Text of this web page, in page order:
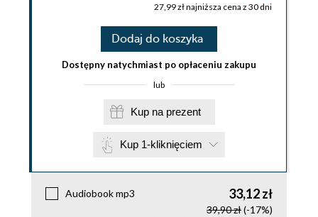
27,99 zł najniższa cena z 30 dni
Dodaj do koszyka
Dostępny natychmiast po opłaceniu zakupu
lub
Kup na prezent
Kup 1-kliknięciem
Audiobook mp3 33,12 zł
39,90 zł(-17%)